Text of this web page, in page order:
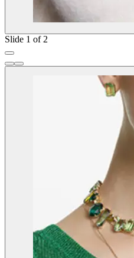
Slide 1 of 2